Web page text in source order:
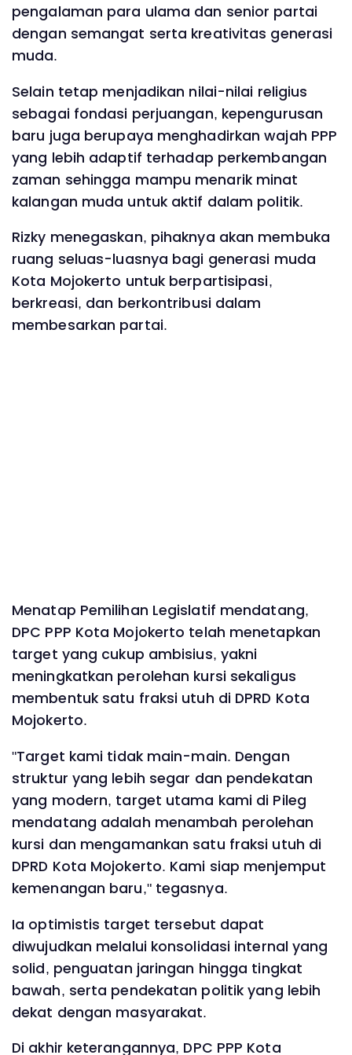
pengalaman para ulama dan senior partai
dengan semangat serta kreativitas generasi
muda.
Selain tetap menjadikan nilai-nilai religius
sebagai fondasi perjuangan, kepengurusan
baru juga berupaya menghadirkan wajah PPP
yang lebih adaptif terhadap perkembangan
zaman sehingga mampu menarik minat
kalangan muda untuk aktif dalam politik.
Rizky menegaskan, pihaknya akan membuka
ruang seluas-luasnya bagi generasi muda
Kota Mojokerto untuk berpartisipasi,
berkreasi, dan berkontribusi dalam
membesarkan partai.
Menatap Pemilihan Legislatif mendatang,
DPC PPP Kota Mojokerto telah menetapkan
target yang cukup ambisius, yakni
meningkatkan perolehan kursi sekaligus
membentuk satu fraksi utuh di DPRD Kota
Mojokerto.
"Target kami tidak main-main. Dengan
struktur yang lebih segar dan pendekatan
yang modern, target utama kami di Pileg
mendatang adalah menambah perolehan
kursi dan mengamankan satu fraksi utuh di
DPRD Kota Mojokerto. Kami siap menjemput
kemenangan baru," tegasnya.
Ia optimistis target tersebut dapat
diwujudkan melalui konsolidasi internal yang
solid, penguatan jaringan hingga tingkat
bawah, serta pendekatan politik yang lebih
dekat dengan masyarakat.
Di akhir keterangannya, DPC PPP Kota